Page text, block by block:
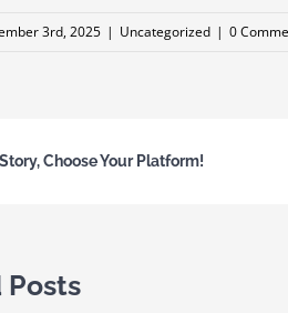
3rd, 2025 | Uncategorized | 0
Choose Your Platform!
Posts